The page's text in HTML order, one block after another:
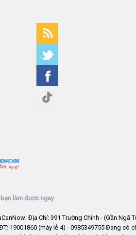
làm được ngay
Địa Chỉ: 391 Trường Chinh - (Gần Ngã
19001860 (máy lẻ 4) - 0985349755 Đang có